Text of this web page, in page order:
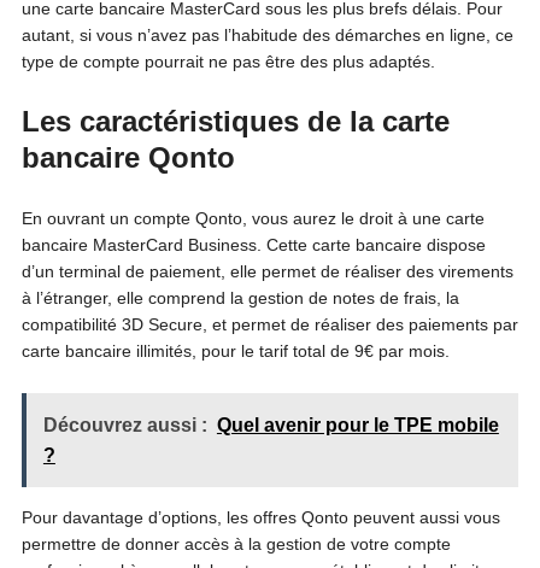
une carte bancaire MasterCard sous les plus brefs délais. Pour
autant, si vous n’avez pas l’habitude des démarches en ligne, ce
type de compte pourrait ne pas être des plus adaptés.
Les caractéristiques de la carte
bancaire Qonto
En ouvrant un compte Qonto, vous aurez le droit à une carte
bancaire MasterCard Business. Cette carte bancaire dispose
d’un terminal de paiement, elle permet de réaliser des virements
à l’étranger, elle comprend la gestion de notes de frais, la
compatibilité 3D Secure, et permet de réaliser des paiements par
carte bancaire illimités, pour le tarif total de 9€ par mois.
Découvrez aussi : Quel avenir pour le TPE mobile
?
Pour davantage d’options, les offres Qonto peuvent aussi vous
permettre de donner accès à la gestion de votre compte